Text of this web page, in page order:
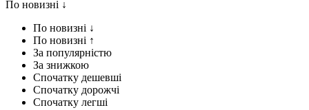
По новизні ↓
По новизні ↓
По новизні ↑
За популярністю
За знижкою
Спочатку дешевші
Спочатку дорожчі
Спочатку легші